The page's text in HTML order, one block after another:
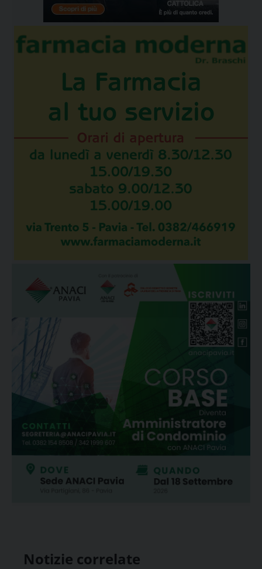
Notizie correlate